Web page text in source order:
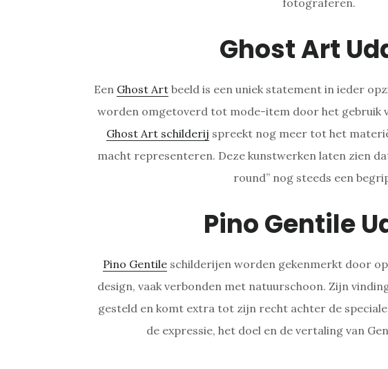
fotograferen.
Ghost Art
Een Ghost Artbeeld is een uniek statement in ieder
worden omgetoverd tot mode-item door het gebruik
Ghost Art schilderij spreekt nog meer tot het
macht representeren. Deze kunstwerken laten zien
round” nog steeds een
Pino Gentile
Pino Gentile schilderijen worden gekenmerkt door
design, vaak verbonden met natuurschoon. Zijn
gesteld en komt extra tot zijn recht achter de
de expressie, het doel en de vertaling van